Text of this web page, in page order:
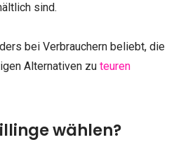
sind.
bei Verbrauchern beliebt, die
Alternativen zu teuren
wählen?